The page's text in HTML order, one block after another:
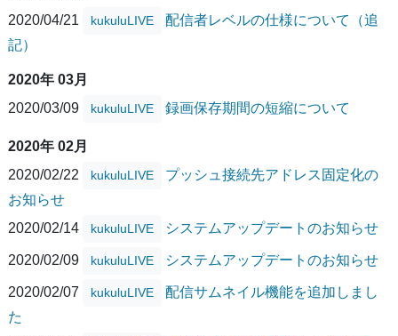
2020/04/21
kukuluLIVE
配信者レベルの仕様について（追
記）
2020年 03月
2020/03/09
kukuluLIVE 録画保存期間の短縮について
2020年 02月
2020/02/22
kukuluLIVE
プッシュ接続先アドレス固定化の
お知らせ
2020/02/14
kukuluLIVE システムアップデートのお知らせ
2020/02/09 kukuluLIVE システムアップデートのお知らせ
2020/02/07 kukuluLIVE
配信サムネイル機能を追加しまし
た